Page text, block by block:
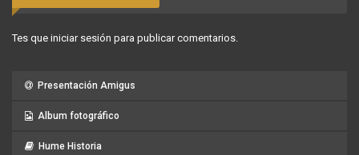
Tes que iniciar sesión para publicar comentarios.
Presentación Amigus
Album fotográfico
Hume Historia